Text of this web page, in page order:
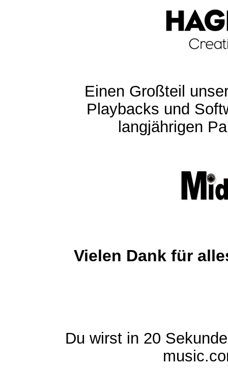
Einen Großteil
Playbacks und
langjährigen
Vielen Dank für
Du wirst in 20